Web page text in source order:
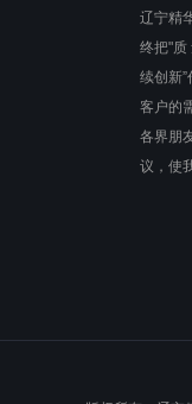
辽宁精
终把"质
续创新
客户的
各界朋
议，使